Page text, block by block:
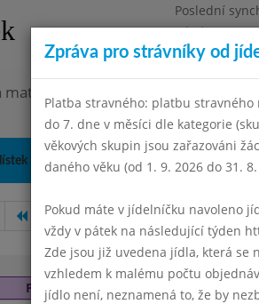
Poslední
Pátek
Omezení
mateřská škola Chodov, Praha 4,
Historie Kontakty a informace
Únor 2016 Březen 2016
Pátek 1. 4. 2016
Zpráva pro strávníky od
Platba stravného: platbu stravného
do 7. dne v měsíci dle kategorie
věkových skupin jsou zařazováni
daného věku (od 1. 9. 2026 do 31.
Pokud máte v jídelníčku navoleno
vždy v pátek na následující týden
Zde jsou již uvedena jídla, která se
vzhledem k malému počtu
jídlo není, neznamená to, že by